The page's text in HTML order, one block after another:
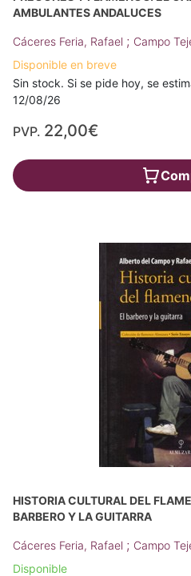
AMBULANTES ANDALUCES
Cáceres Feria, Rafael ; Campo
Disponible en breve
Sin stock. Si se pide hoy, se
12/08/26
PVP. 22,00€
HISTORIA CULTURAL DEL
BARBERO Y LA GUITARRA
Cáceres Feria, Rafael ; Campo
Disponible